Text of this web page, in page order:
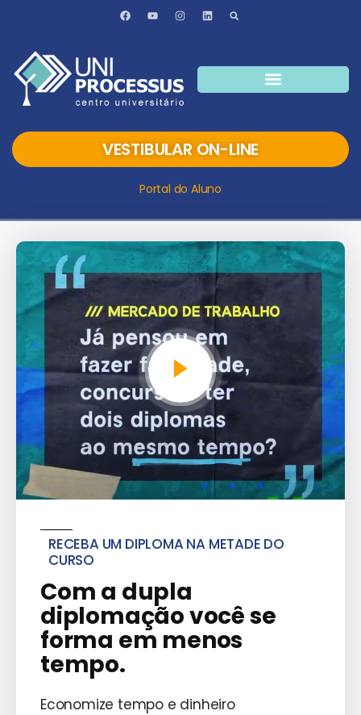
VESTIBULAR ON-LINE
Portal do Aluno
RECEBA UM DIPLOMA NA METADE DO
CURSO
Com a dupla
diplomação você se
forma em menos
tempo.
Economize tempo e dinheiro